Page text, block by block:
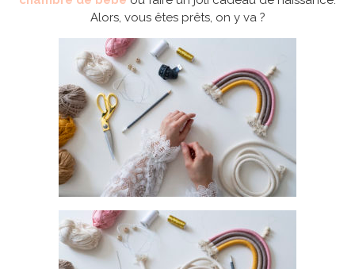
Alors, vous êtes prêts, on y va ?